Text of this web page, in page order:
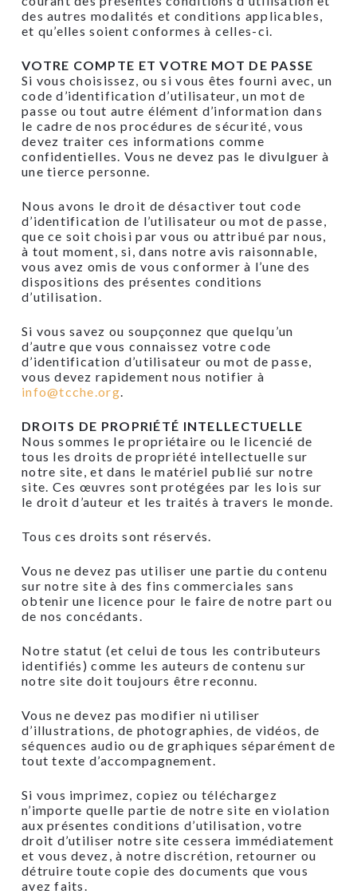
des autres modalités et conditions applicables,
et qu’elles soient conformes à celles-ci.
VOTRE COMPTE ET VOTRE MOT DE PASSE
Si vous choisissez, ou si vous êtes fourni avec, un
code d’identification d’utilisateur, un mot de
passe ou tout autre élément d’information dans
le cadre de nos procédures de sécurité, vous
devez traiter ces informations comme
confidentielles. Vous ne devez pas le divulguer à
une tierce personne.
Nous avons le droit de désactiver tout code
d’identification de l’utilisateur ou mot de passe,
que ce soit choisi par vous ou attribué par nous,
à tout moment, si, dans notre avis raisonnable,
vous avez omis de vous conformer à l’une des
dispositions des présentes conditions
d’utilisation.
Si vous savez ou soupçonnez que quelqu’un
d’autre que vous connaissez votre code
d’identification d’utilisateur ou mot de passe,
vous devez rapidement nous notifier à
info@tcche.org.
DROITS DE PROPRIÉTÉ INTELLECTUELLE
Nous sommes le propriétaire ou le licencié de
tous les droits de propriété intellectuelle sur
notre site, et dans le matériel publié sur notre
site. Ces œuvres sont protégées par les lois sur
le droit d’auteur et les traités à travers le monde.
Tous ces droits sont réservés.
Vous ne devez pas utiliser une partie du contenu
sur notre site à des fins commerciales sans
obtenir une licence pour le faire de notre part ou
de nos concédants.
Notre statut (et celui de tous les contributeurs
identifiés) comme les auteurs de contenu sur
notre site doit toujours être reconnu.
Vous ne devez pas modifier ni utiliser
d’illustrations, de photographies, de vidéos, de
séquences audio ou de graphiques séparément de
tout texte d’accompagnement.
Si vous imprimez, copiez ou téléchargez
n’importe quelle partie de notre site en violation
aux présentes conditions d’utilisation, votre
droit d’utiliser notre site cessera immédiatement
et vous devez, à notre discrétion, retourner ou
détruire toute copie des documents que vous
avez faits.